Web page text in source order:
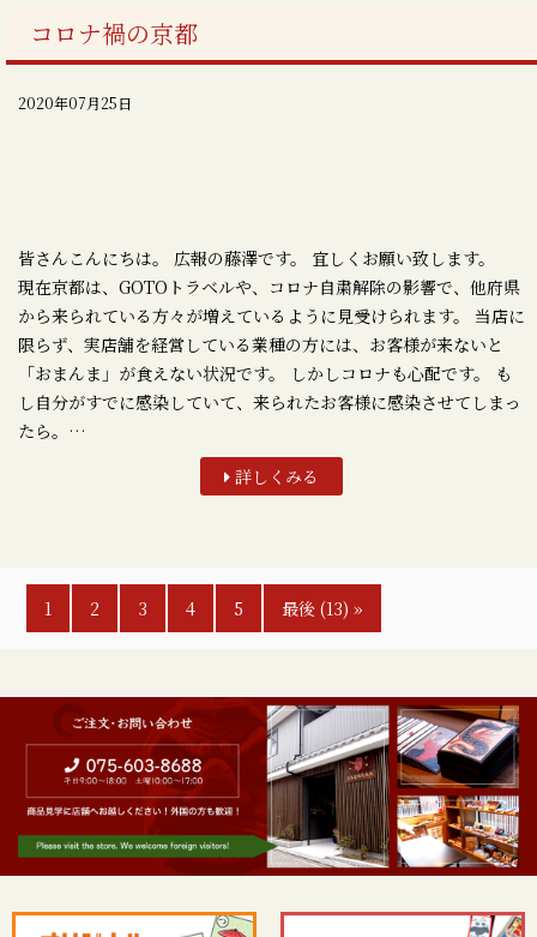
コロナ禍の京都
2020年07月25日
皆さんこんにちは。 広報の藤澤です。 宜しくお願い致します。
現在京都は、GOTOトラベルや、コロナ自粛解除の影響で、他府県
から来られている方々が増えているように見受けられます。 当店に
限らず、実店舗を経営している業種の方には、お客様が来ないと
「おまんま」が食えない状況です。 しかしコロナも心配です。 も
し自分がすでに感染していて、来られたお客様に感染させてしまっ
たら。…
詳しくみる
1 2 3 4 5 最後 (13) »